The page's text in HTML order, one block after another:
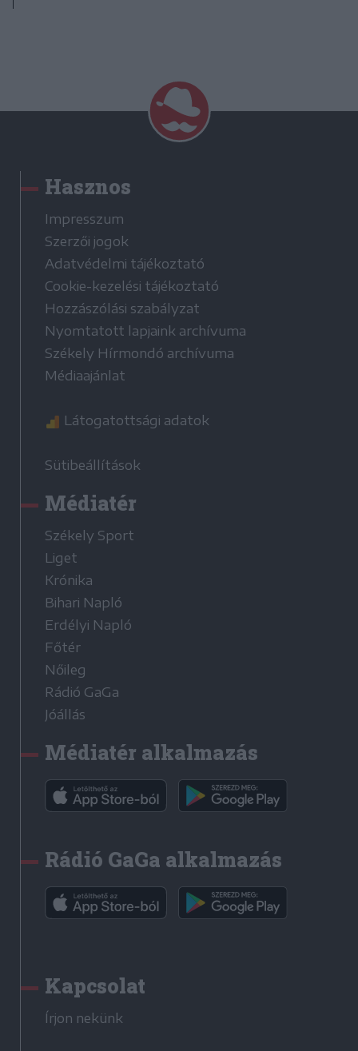
Hasznos
Impresszum
Szerzői jogok
Adatvédelmi tájékoztató
Cookie-kezelési tájékoztató
Hozzászólási szabályzat
Nyomtatott lapjaink archívuma
Székely Hírmondó archívuma
Médiaajánlat
Látogatottsági adatok
Sütibeállítások
Médiatér
Székely Sport
Liget
Krónika
Bihari Napló
Erdélyi Napló
Főtér
Nőileg
Rádió GaGa
Jóállás
Médiatér alkalmazás
Rádió GaGa alkalmazás
Kapcsolat
Írjon nekünk